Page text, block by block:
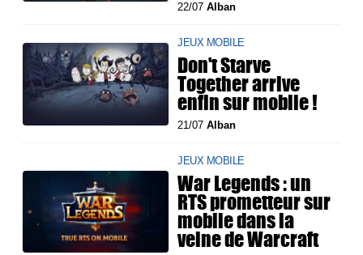
22/07Alban
JEUX MOBILE
Don't Starve
Together arrive
enfin sur mobile !
21/07Alban
JEUX MOBILE
War Legends : un
RTS prometteur sur
mobile dans la
veine de Warcraft